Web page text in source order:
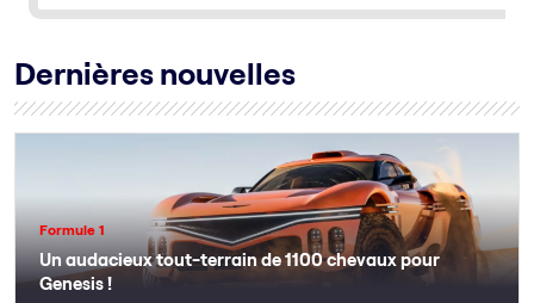
Dernières nouvelles
Formule 1
Un audacieux tout-terrain de 1100 chevaux pour
Genesis !